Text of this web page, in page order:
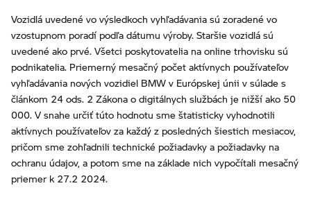
Vozidlá uvedené vo výsledkoch vyhľadávania sú zoradené vo
vzostupnom poradí podľa dátumu výroby. Staršie vozidlá sú
uvedené ako prvé. Všetci poskytovatelia na online trhovisku sú
podnikatelia. Priemerný mesačný počet aktívnych používateľov
vyhľadávania nových vozidiel BMW v Európskej únii v súlade s
článkom 24 ods. 2 Zákona o digitálnych službách je nižší ako 50
000. V snahe určiť túto hodnotu sme štatisticky vyhodnotili
aktívnych používateľov za každý z posledných šiestich mesiacov,
pričom sme zohľadnili technické požiadavky a požiadavky na
ochranu údajov, a potom sme na základe nich vypočítali mesačný
priemer k 27.2 2024.